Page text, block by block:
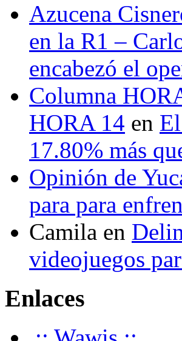
Azucena
en la R1 –
encabezó el
Columna
HORA 14 en
17.80% más
Opinión de
para para
Camila en
videojuegos
Enlaces